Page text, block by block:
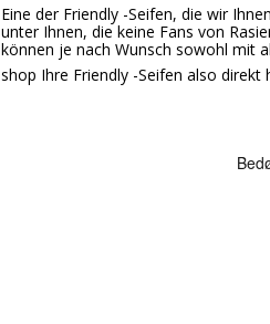
Eine der Friendly -Seifen, die wir
unter Ihnen, die keine Fans von
können je nach Wunsch sowohl mit
shop Ihre Friendly -Seifen also direkt